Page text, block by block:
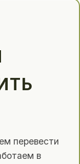
перевести
в